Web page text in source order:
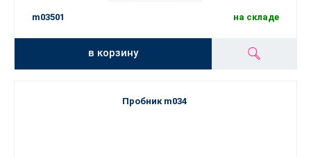
m03501 на складе
в корзину
Пробник m034